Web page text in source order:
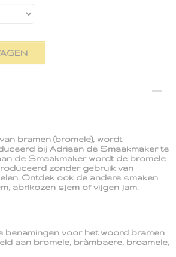
bramen (bromele), wordt
bij Adriaan de Smaakmaker te
de Smaakmaker wordt de bromele
zonder gebruik van
Ontdek ook de andere smaken
abrikozen sjem of vijgen jam.
benamingen voor het woord bramen
aan bromele, bràmbaere, broamele,